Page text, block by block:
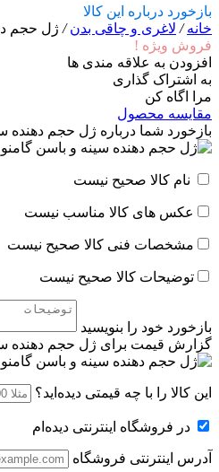
بازخورد درباره این کالا
خانه/ لاغری و چاقی بدن/ ژل حجم
فروش ویژه !
افزودن به علاقه مندی ها
به اشتراک گذاری
مرا اگاه کن
مقایسه محصول
بازخورد شما درباره ژل حجم دهنده
نام کالا صحیح نیست
عکس های کالا مناسب نیست
مشخصات فنی کالا صحیح نیست
توضیحات کالا صحیح نیست
بازخورد خود را بنویسید
گزارش قیمت برای ژل حجم دهنده
این کالا را با چه قیمتی دیده‌اید؟
در فروشگاه اینترنتی دیده‌ام
آدرس اینترنتی فروشگاه